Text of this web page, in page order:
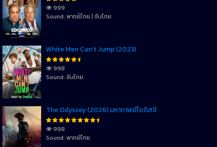
999
Sound: พากย์ไทย | ซับไทย
White Men Can’t Jump (2023)
998
Sound: ซับไทย
The Odyssey (2026) มหากาพย์โอดิสซี
998
Sound: พากย์ไทย